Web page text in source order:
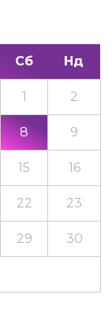
Сб Нд
1 2
8 9
15 16
22 23
29 30